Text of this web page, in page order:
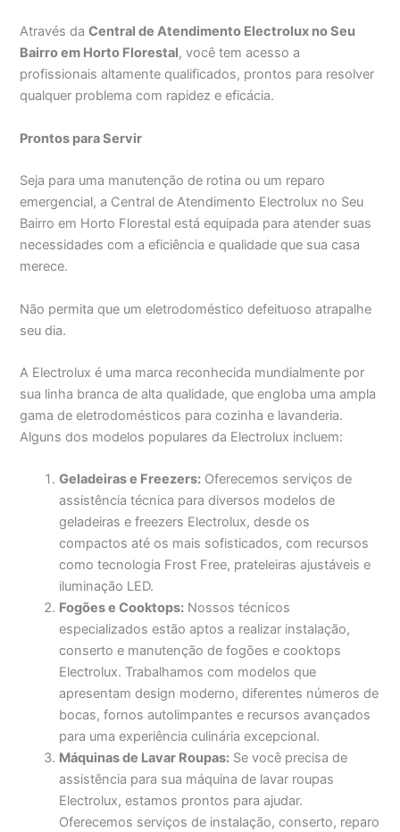
Através daCentral de Atendimento Electrolux no Seu
Bairro em Horto Florestal, você tem acesso a
profissionais altamente qualificados, prontos para resolver
qualquer problema com rapidez e eficácia.
Prontos para Servir
Seja para uma manutenção de rotina ou um reparo
emergencial, a Central de Atendimento Electrolux no Seu
Bairro em Horto Florestal está equipada para atender suas
necessidades com a eficiência e qualidade que sua casa
merece.
Não permita que um eletrodoméstico defeituoso atrapalhe
seu dia.
A Electrolux é uma marca reconhecida mundialmente por
sua linha branca de alta qualidade, que engloba uma ampla
gama de eletrodomésticos para cozinha e lavanderia.
Alguns dos modelos populares da Electrolux incluem:
Geladeiras e Freezers: Oferecemos serviços de
assistência técnica para diversos modelos de
geladeiras e freezers Electrolux, desde os
compactos até os mais sofisticados, com recursos
como tecnologia Frost Free, prateleiras ajustáveis e
iluminação LED.
Fogões e Cooktops: Nossos técnicos
especializados estão aptos a realizar instalação,
conserto e manutenção de fogões e cooktops
Electrolux. Trabalhamos com modelos que
apresentam design moderno, diferentes números de
bocas, fornos autolimpantes e recursos avançados
para uma experiência culinária excepcional.
Máquinas de Lavar Roupas: Se você precisa de
assistência para sua máquina de lavar roupas
Electrolux, estamos prontos para ajudar.
Oferecemos serviços de instalação, conserto, reparo